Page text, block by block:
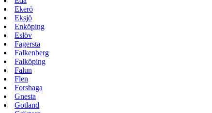
Ekerö
Eksjö
Enköping
Eslöv
Fagersta
Falkenberg
Falköping
Falun
Flen
Forshaga
Gnesta
Gotland